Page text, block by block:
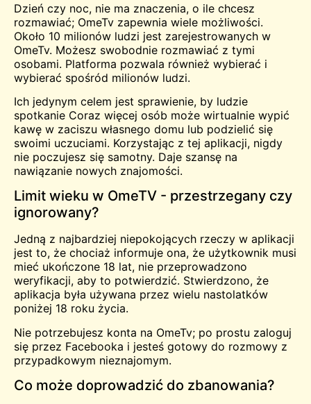
Dzień czy noc, nie ma znaczenia, o ile chcesz
rozmawiać; OmeTv zapewnia wiele możliwości.
Około 10 milionów ludzi jest zarejestrowanych w
OmeTv. Możesz swobodnie rozmawiać z tymi
osobami. Platforma pozwala również wybierać i
wybierać spośród milionów ludzi.
Ich jedynym celem jest sprawienie, by ludzie
spotkanie Coraz więcej osób może wirtualnie wypić
kawę w zaciszu własnego domu lub podzielić się
swoimi uczuciami. Korzystając z tej aplikacji, nigdy
nie poczujesz się samotny. Daje szansę na
nawiązanie nowych znajomości.
Limit wieku w OmeTV - przestrzegany czy
ignorowany?
Jedną z najbardziej niepokojących rzeczy w aplikacji
jest to, że chociaż informuje ona, że użytkownik musi
mieć ukończone 18 lat, nie przeprowadzono
weryfikacji, aby to potwierdzić. Stwierdzono, że
aplikacja była używana przez wielu nastolatków
poniżej 18 roku życia.
Nie potrzebujesz konta na OmeTv; po prostu zaloguj
się przez Facebooka i jesteś gotowy do rozmowy z
przypadkowym nieznajomym.
Co może doprowadzić do zbanowania?